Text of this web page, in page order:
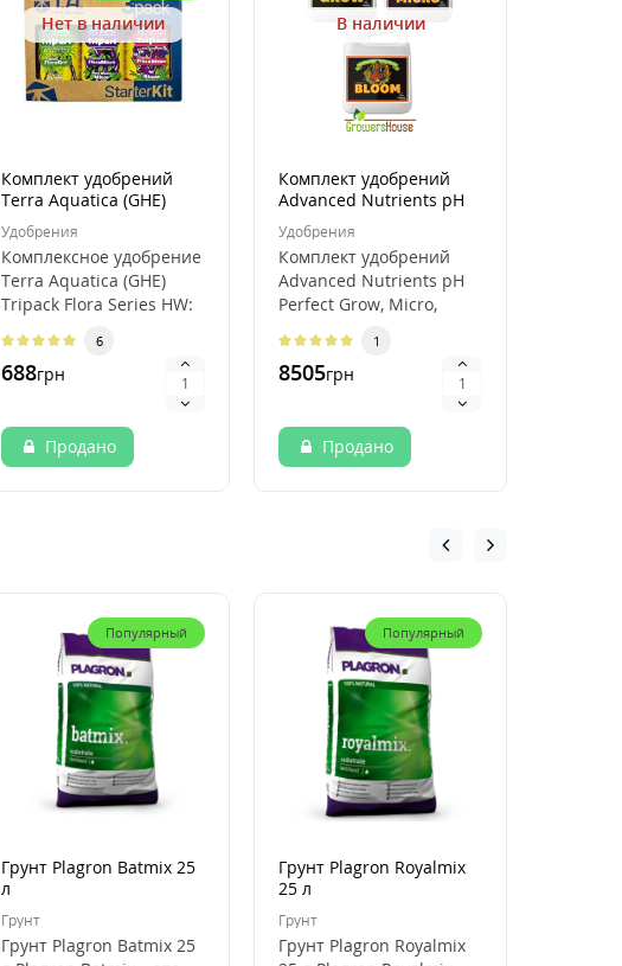
Нет в наличии
Комплект удобрений
Terra Aquatica (GHE)
Tripack Flora Series HW
Удобрения
Комплексное удобрение
Terra Aquatica (GHE)
Tripack Flora Series HW:
здоровый рост рас..
6
688грн
Продано
В наличии
Комплект удобрений
Advanced Nutrients pH
Perfect 4L
Удобрения
Комплект удобрений
Advanced Nutrients pH
Perfect Grow, Micro,
Advanced..
1
8505грн
Продано
Популярный
Грунт Plagron Batmix 25
л
Грунт
Грунт Plagron Batmix 25
Популярный
Грунт Plagron Royalmix
25 л
Грунт
Грунт Plagron Royalmix